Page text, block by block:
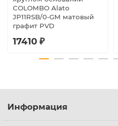
COLOMBO Alato
JP11RSB/0-GM матовый
графит PVD
17410 ₽
Информация